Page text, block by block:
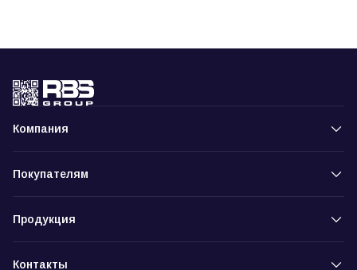
Компания
Покупателям
Продукция
Контакты